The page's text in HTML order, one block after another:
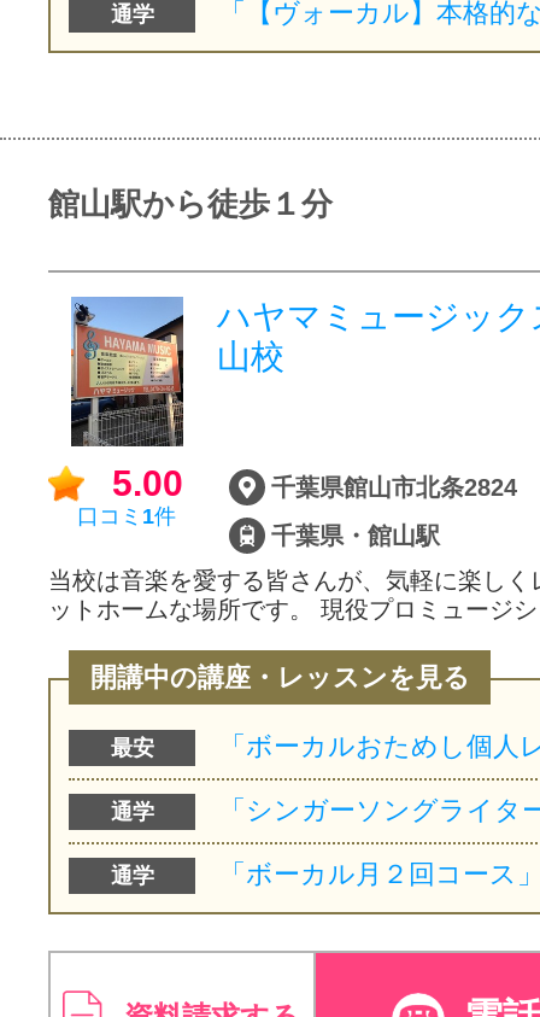
通学
館山駅から徒歩１分
ハヤマミュージッ
山校
5.00
口コミ 1件
千葉県館山市北条2824
千葉県・館山駅
当校は音楽を愛する皆さんが、気軽に楽しく
ットホームな場所です。 現役プロミュージ
開講中の講座・レッスンを見る
最安
通学
通学